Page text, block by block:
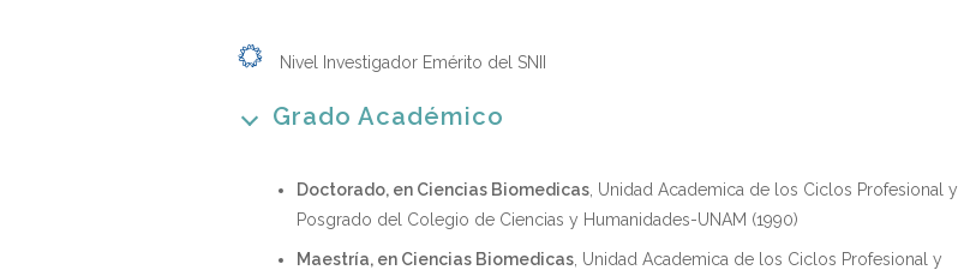
Nivel Investigador Emérito del SNII
Grado Académico
Doctorado, en Ciencias Biomedicas , Unidad Academica de los Ciclos Profesional y
Posgrado del Colegio de Ciencias y Humanidades-UNAM (1990)
Maestría, en Ciencias Biomedicas , Unidad Academica de los Ciclos Profesional y